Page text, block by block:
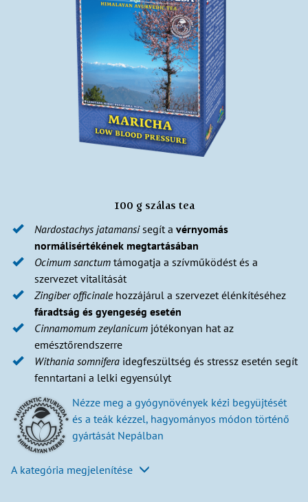
100 g szálas tea
Nardostachys jatamansisegít a vérnyomás
normálisértékének megtartásában
Ocimum sanctum támogatja a szívműködést és a
szervezet vitalitását
Zingiber officinalehozzájárul a szervezet élénkítéséhez
fáradtság és gyengeség esetén
Cinnamomum zeylanicum jótékonyan hat az
emésztőrendszerre
Withania somnifera idegfeszültség és stressz esetén segít
fenntartani a lelki egyensúlyt
Nézze meg a gyógynövények kézi begyüjtését
és a teák kézzel, hagyományos módon történő
gyártását Nepálban
A kategória megjelenítése